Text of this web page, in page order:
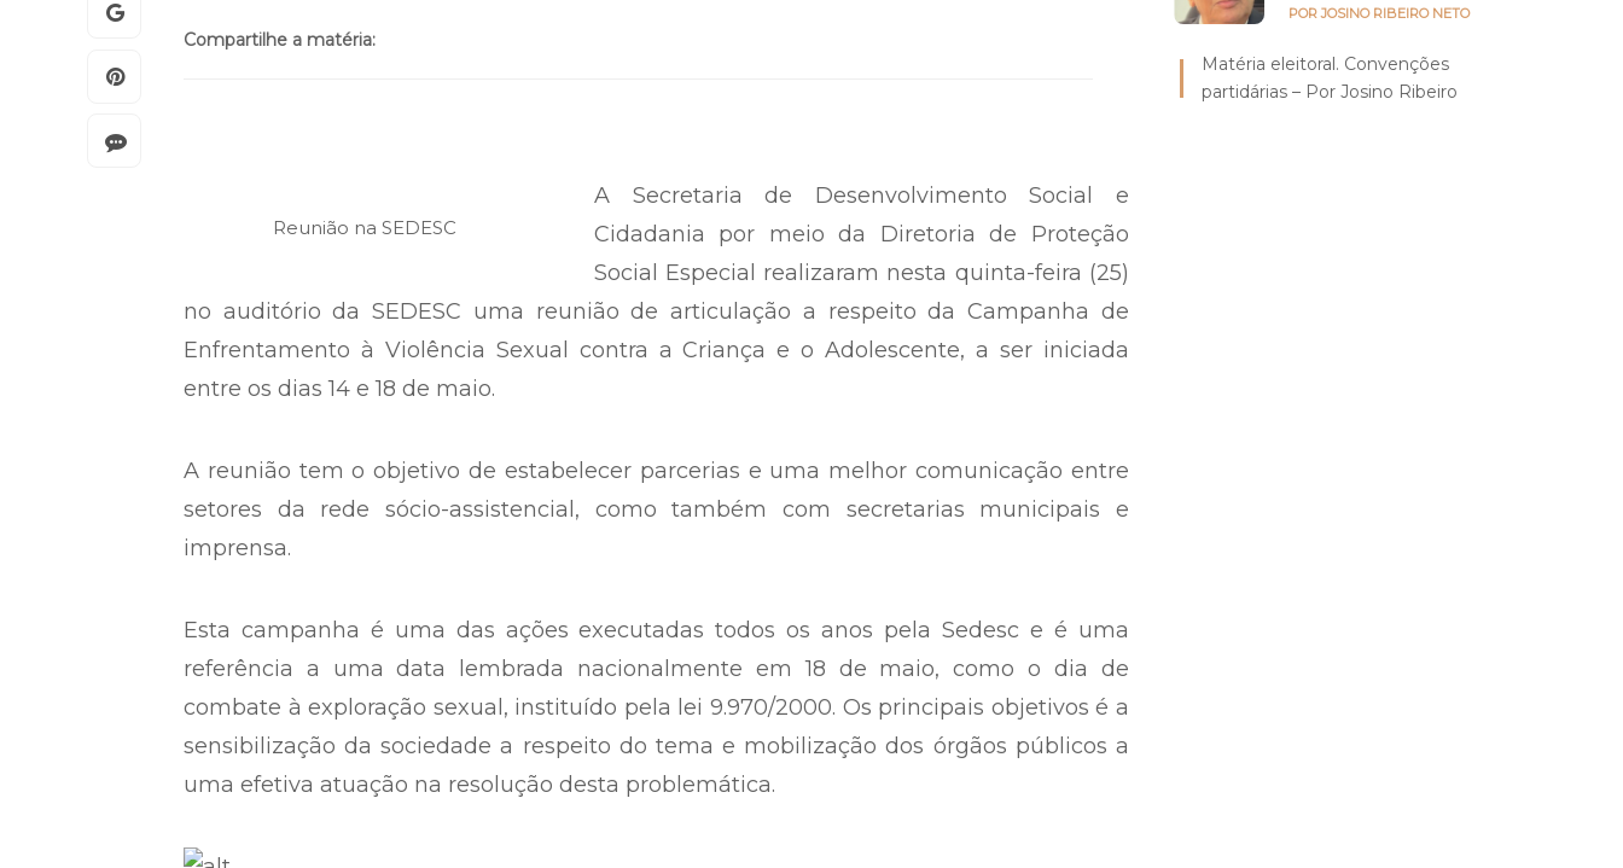
Compartilhe a matéria:
Reunião na SEDESC
A Secretaria de Desenvolvimento Social e
Cidadania por meio da Diretoria de Proteção
Social Especial realizaram nesta quinta-feira (25)
no auditório da SEDESC uma reunião de articulação a respeito da Campanha de
Enfrentamento à Violência Sexual contra a Criança e o Adolescente, a ser iniciada
entre os dias 14 e 18 de maio.
A reunião tem o objetivo de estabelecer parcerias e uma melhor comunicação entre
setores da rede sócio-assistencial, como também com secretarias municipais e
imprensa.
Esta campanha é uma das ações executadas todos os anos pela Sedesc e é uma
referência a uma data lembrada nacionalmente em 18 de maio, como o dia de
combate à exploração sexual, instituído pela lei 9.970/2000. Os principais objetivos é a
sensibilização da sociedade a respeito do tema e mobilização dos órgãos públicos a
uma efetiva atuação na resolução desta problemática.
POR JOSINO RIBEIRO NETO
Matéria eleitoral. Convenções
partidárias – Por Josino Ribeiro